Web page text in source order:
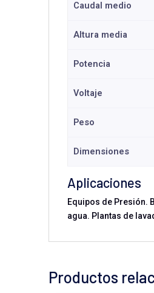
Caudal medio
Altura media
Potencia
Voltaje
Peso
Dimensiones
Aplicaciones
Equipos de Presión.
agua. Plantas de
Productos